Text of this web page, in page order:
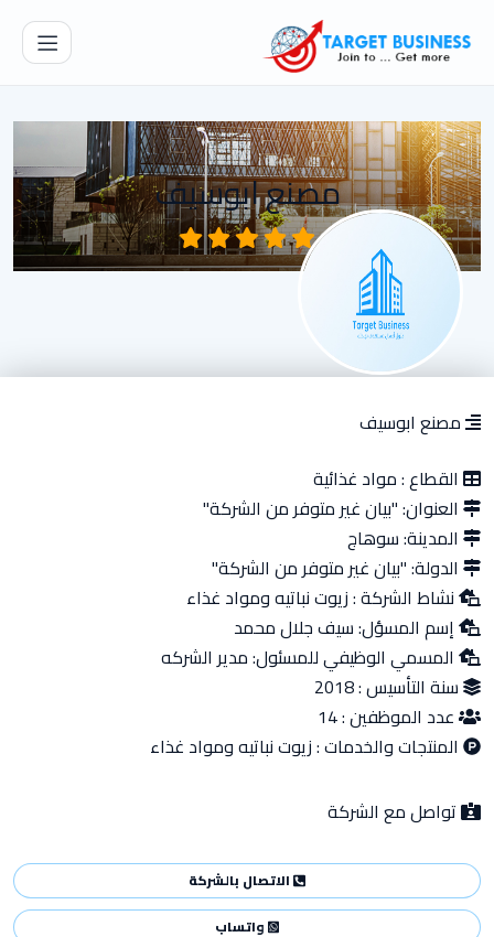
مصنع ابوسيف
مصنع ابوسيف
القطاع :مواد غذائية
العنوان:"بيان غير متوفر من الشركة"
المدينة:سوهاج
الدولة:"بيان غير متوفر من الشركة"
نشاط الشركة :زيوت نباتيه ومواد غذاء
إسم المسؤل:سيف جلال محمد
المسمي الوظيفي للمسئول:مدير الشركه
سنة التأسيس :2018
عدد الموظفين :14
المنتجات والخدمات :زيوت نباتيه ومواد غذاء
تواصل مع الشركة
الاتصال بالشركة
واتساب